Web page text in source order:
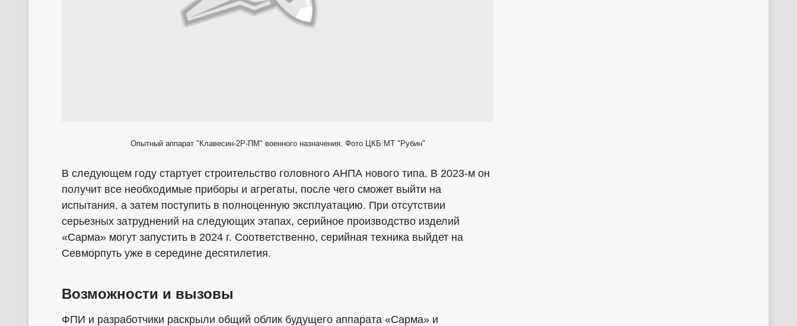
Опытный аппарат "Клавесин-2Р-ПМ" военного назначения. Фото ЦКБ МТ "Рубин"
В следующем году стартует строительство головного АНПА нового типа. В 2023-м он
получит все необходимые приборы и агрегаты, после чего сможет выйти на
испытания, а затем поступить в полноценную эксплуатацию. При отсутствии
серьезных затруднений на следующих этапах, серийное производство изделий
«Сарма» могут запустить в 2024 г. Соответственно, серийная техника выйдет на
Севморпуть уже в середине десятилетия.
Возможности и вызовы
ФПИ и разработчики раскрыли общий облик будущего аппарата «Сарма» и